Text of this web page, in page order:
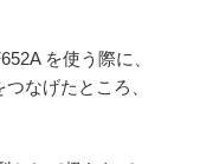
を使う際に、
なげたところ、